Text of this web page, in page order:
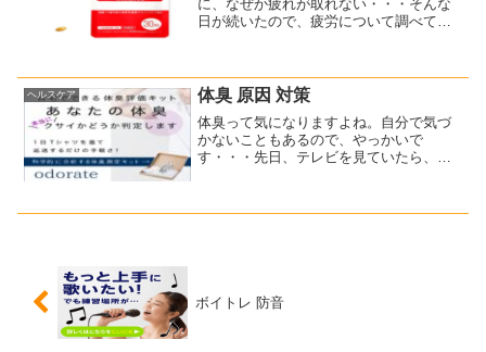
に、なぜか疲れが取れない・・・そんな
日が続いたので、疲労について調べてみ
いますね。では、疲労対策に...
ヘルスケア 体臭 原因 対策
体臭って気になりますよね。自分で気づ
かないこともあるので、やっかいで
す・・・先日、テレビを見ていたら、自
ボイトレ 防音